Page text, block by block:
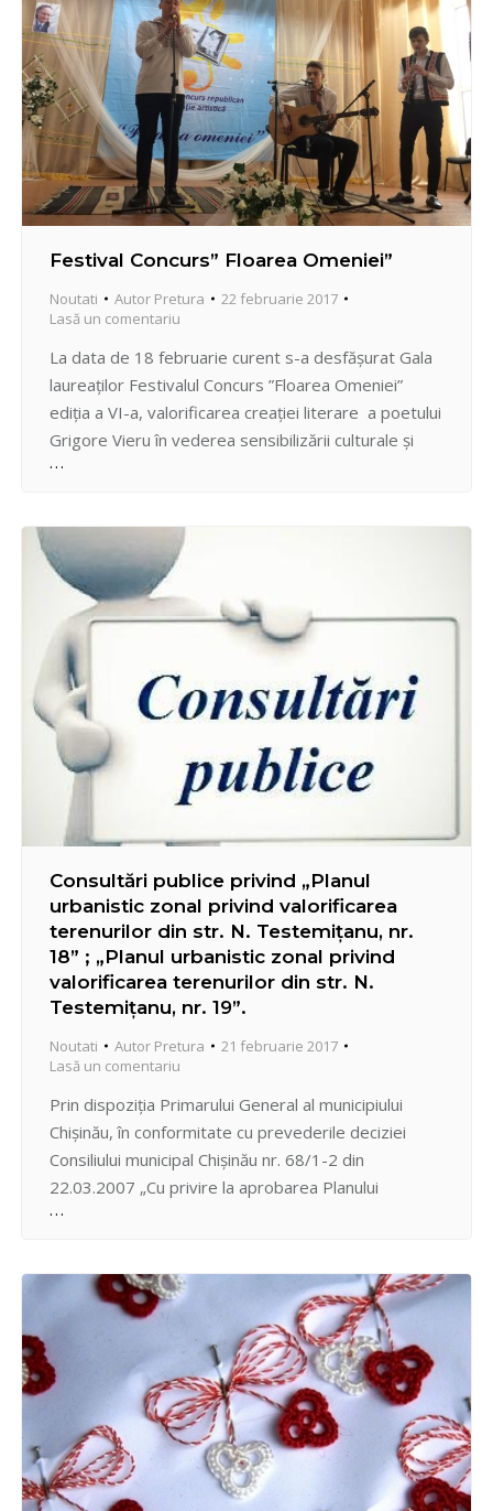
Festival Concurs” Floarea Omeniei”
Noutati Autor Pretura
22 februarie 2017
Lasă un comentariu
La data de 18 februarie curent s-a desfăşurat Gala
laureaţilor Festivalul Concurs ”Floarea Omeniei”
ediţia a VI-a, valorificarea creaţiei literare a poetului
Grigore Vieru în vederea sensibilizării culturale şi
exprimării artistice a tinerilor. Evenimentul a fost
Energetică și Electronică din mun. Chişinău în
parteneriat cu Pretura sectorului Centru.…
Consultări publice privind „Planul
urbanistic zonal privind valorificarea
terenurilor din str. N. Testemiţanu, nr.
18” ; „Planul urbanistic zonal privind
valorificarea terenurilor din str. N.
Testemiţanu, nr. 19”.
Noutati Autor Pretura
21 februarie 2017
Lasă un comentariu
Prin dispoziţia Primarului General al municipiului
Chişinău, în conformitate cu prevederile deciziei
Consiliului municipal Chişinău nr. 68/1-2 din
22.03.2007 „Cu privire la aprobarea Planului
urbanistic general al oraşului Chişinău”, Hotărârii de
Regulamentului privind consultarea populaţiei în
procesul elaborării şi aprobării documentaţiei de
amenajare a teritoriului şi de urbanism”, a…